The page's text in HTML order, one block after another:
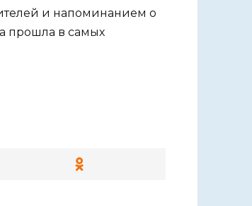
и напоминанием о
прошла в самых